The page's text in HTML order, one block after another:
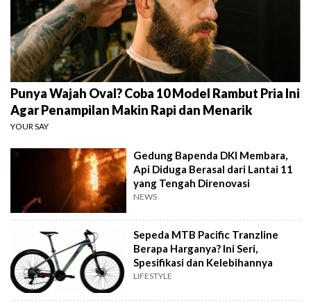
Punya Wajah Oval? Coba 10 Model Rambut Pria Ini
Agar Penampilan Makin Rapi dan Menarik
YOUR SAY
Gedung Bapenda DKI Membara,
Api Diduga Berasal dari Lantai 11
yang Tengah Direnovasi
NEWS
Sepeda MTB Pacific Tranzline
Berapa Harganya? Ini Seri,
Spesifikasi dan Kelebihannya
LIFESTYLE